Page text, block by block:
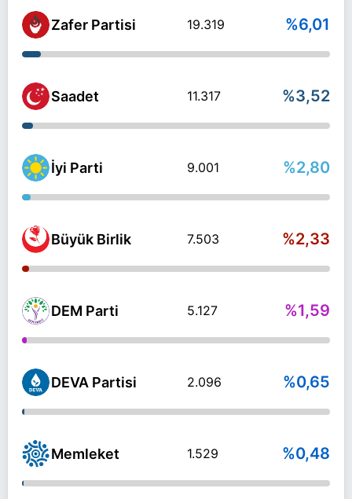
Zafer Partisi 19.319 %6,01
Saadet 11.317 %3,52
İyi Parti 9.001 %2,80
Büyük Birlik 7.503 %2,33
DEM Parti 5.127 %1,59
DEVA Partisi 2.096 %0,65
Memleket 1.529 %0,48